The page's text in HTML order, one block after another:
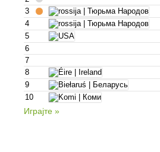
3
4
5
6
7
8
9
10
Играјте »